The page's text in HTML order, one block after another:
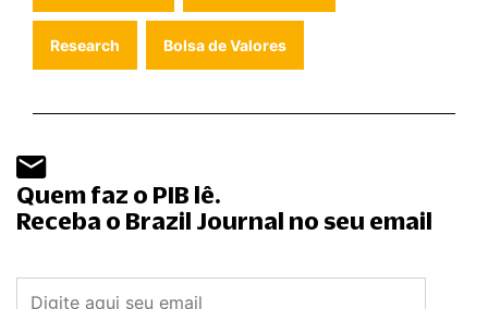
Research Bolsa de Valores
Quem faz o PIB lê.
Receba o Brazil Journal no seu email